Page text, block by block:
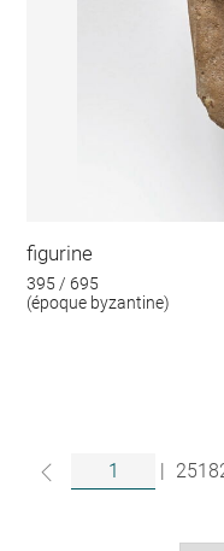
figurine
395 / 695
(époque byzantine)
|